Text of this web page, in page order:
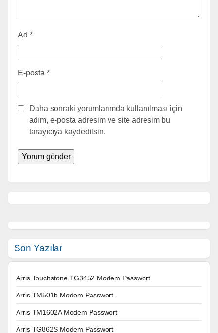
Ad *
E-posta *
Daha sonraki yorumlarımda kullanılması için
adım, e-posta adresim ve site adresim bu
tarayıcıya kaydedilsin.
Son Yazılar
Arris Touchstone TG3452 Modem Passwort
Arris TM501b Modem Passwort
Arris TM1602A Modem Passwort
Arris TG862S Modem Passwort